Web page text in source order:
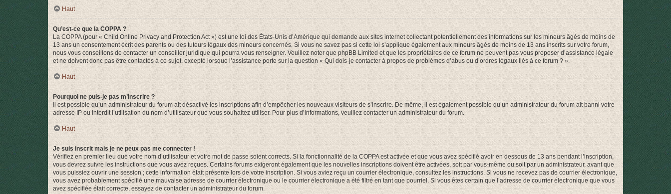
Haut
Qu’est-ce que la COPPA ?
La COPPA (pour « Child Online Privacy and Protection Act ») est une loi des États-Unis d’Amérique qui demande aux sites internet collectant potentiellement des informations sur les mineurs âgés de moins de
13 ans un consentement écrit des parents ou des tuteurs légaux des mineurs concernés. Si vous ne savez pas si cette loi s’applique également aux mineurs âgés de moins de 13 ans inscrits sur votre forum,
nous vous conseillons de contacter un conseiller juridique qui pourra vous renseigner. Veuillez noter que phpBB Limited et que les propriétaires de ce forum ne peuvent pas vous proposer d’assistance légale
et ne doivent donc pas être contactés à ce sujet, excepté lorsque l’assistance porte sur la question « Qui dois-je contacter à propos de problèmes d’abus ou d’ordres légaux liés à ce forum ? ».
Haut
Pourquoi ne puis-je pas m’inscrire ?
Il est possible qu’un administrateur du forum ait désactivé les inscriptions afin d’empêcher les nouveaux visiteurs de s’inscrire. De même, il est également possible qu’un administrateur du forum ait banni votre
adresse IP ou interdit l’utilisation du nom d’utilisateur que vous souhaitez utiliser. Pour plus d’informations, veuillez contacter un administrateur du forum.
Haut
Je suis inscrit mais je ne peux pas me connecter !
Vérifiez en premier lieu que votre nom d’utilisateur et votre mot de passe soient corrects. Si la fonctionnalité de la COPPA est activée et que vous avez spécifié avoir en dessous de 13 ans pendant l’inscription,
vous devrez suivre les instructions que vous avez reçues. Certains forums exigeront également que les nouvelles inscriptions doivent être activées, soit par vous-même ou soit par un administrateur, avant que
vous puissiez ouvrir une session ; cette information était présente lors de votre inscription. Si vous aviez reçu un courrier électronique, consultez les instructions. Si vous ne recevez pas de courrier électronique,
vous avez probablement spécifié une mauvaise adresse de courrier électronique ou le courrier électronique a été filtré en tant que pourriel. Si vous êtes certain que l’adresse de courrier électronique que vous
avez spécifiée était correcte, essayez de contacter un administrateur du forum.